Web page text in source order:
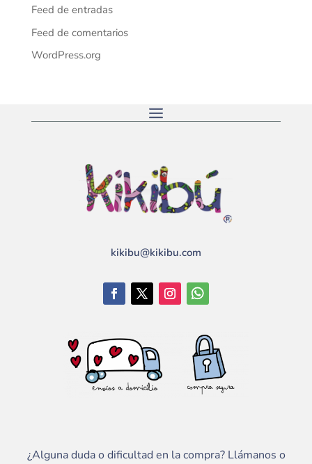
Feed de entradas
Feed de comentarios
WordPress.org
kikibu@kikibu.com
¿Alguna duda o dificultad en la compra? Llámanos o